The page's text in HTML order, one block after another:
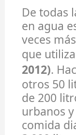
De todas
en agua
veces
que
2012).
otros 50
de 200
urbanos
comida